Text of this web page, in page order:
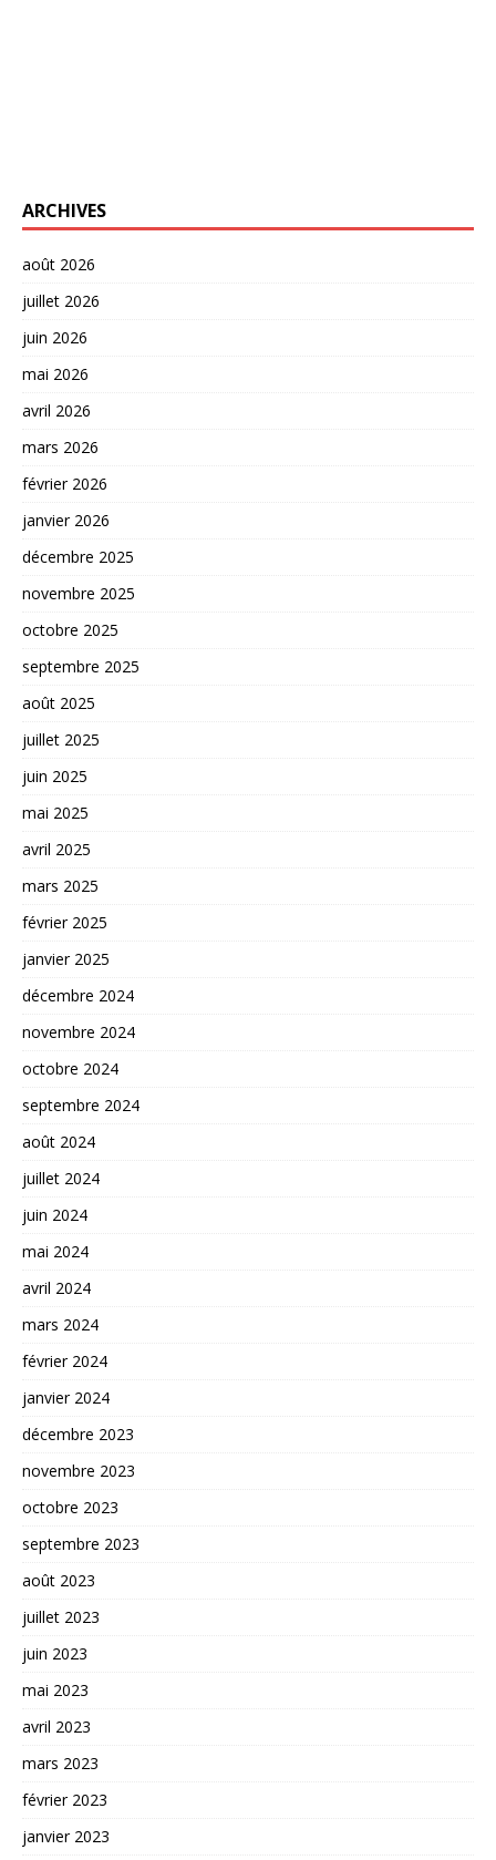
ARCHIVES
août 2026
juillet 2026
juin 2026
mai 2026
avril 2026
mars 2026
février 2026
janvier 2026
décembre 2025
novembre 2025
octobre 2025
septembre 2025
août 2025
juillet 2025
juin 2025
mai 2025
avril 2025
mars 2025
février 2025
janvier 2025
décembre 2024
novembre 2024
octobre 2024
septembre 2024
août 2024
juillet 2024
juin 2024
mai 2024
avril 2024
mars 2024
février 2024
janvier 2024
décembre 2023
novembre 2023
octobre 2023
septembre 2023
août 2023
juillet 2023
juin 2023
mai 2023
avril 2023
mars 2023
février 2023
janvier 2023